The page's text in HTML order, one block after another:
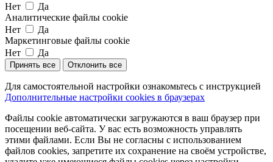
Нет
Да
Аналитические файлы cookie
Нет
Да
Маркетинговые файлы cookie
Нет
Да
Принять все Отклонить все
Для самостоятельной настройки ознакомьтесь с инструкцией
Дополнительные настройки cookies в браузерах
Файлы cookie автоматически загружаются в ваш браузер при
посещении веб-сайта. У вас есть возможность управлять
этими файлами. Если Вы не согласны с использованием
файлов cookies, запретите их сохранение на своём устройстве,